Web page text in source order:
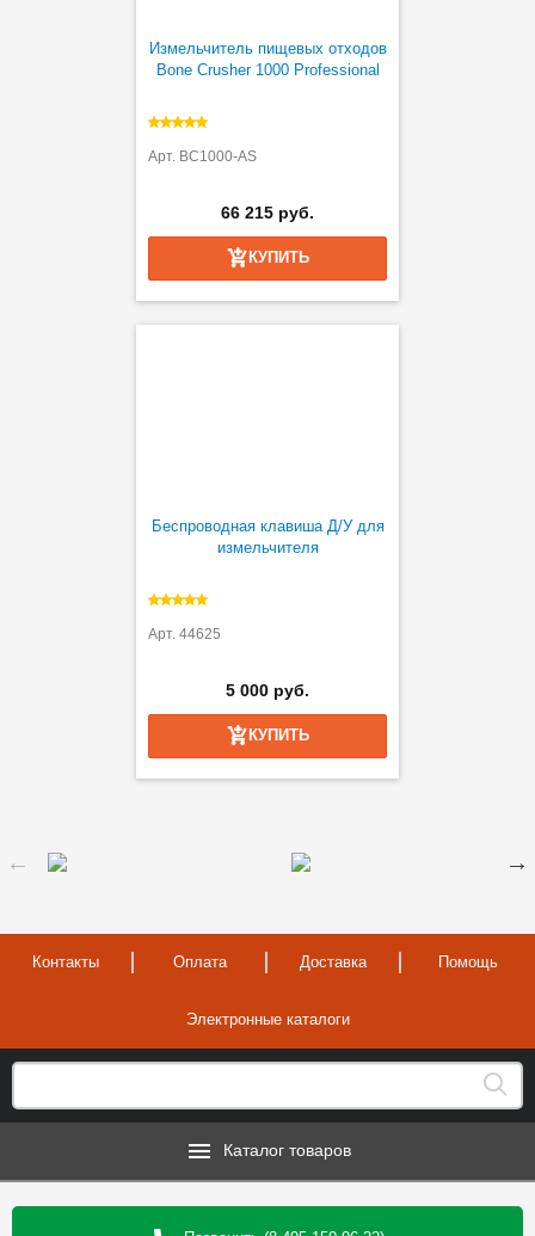
Измельчитель пищевых отходов
Bone Crusher 1000 Professional
Арт. BC1000-AS
66 215 руб.
КУПИТЬ
Беспроводная клавиша Д/У для
измельчителя
Арт. 44625
5 000 руб.
КУПИТЬ
Контакты Оплата Доставка Помощь
Электронные каталоги
Каталог товаров